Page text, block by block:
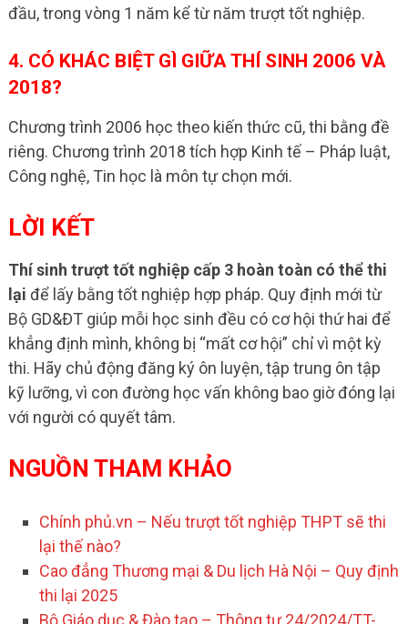
đầu, trong vòng 1 năm kể từ năm trượt tốt nghiệp.
4. CÓ KHÁC BIỆT GÌ GIỮA THÍ SINH 2006 VÀ
2018?
Chương trình 2006 học theo kiến thức cũ, thi bằng đề
riêng. Chương trình 2018 tích hợp Kinh tế – Pháp luật,
Công nghệ, Tin học là môn tự chọn mới.
LỜI KẾT
Thí sinh trượt tốt nghiệp cấp 3 hoàn toàn có thể thi
lại để lấy bằng tốt nghiệp hợp pháp. Quy định mới từ
Bộ GD&ĐT giúp mỗi học sinh đều có cơ hội thứ hai để
khẳng định mình, không bị “mất cơ hội” chỉ vì một kỳ
thi. Hãy chủ động đăng ký ôn luyện, tập trung ôn tập
kỹ lưỡng, vì con đường học vấn không bao giờ đóng lại
với người có quyết tâm.
NGUỒN THAM KHẢO
Chính phủ.vn – Nếu trượt tốt nghiệp THPT sẽ thi
lại thế nào?
Cao đẳng Thương mại & Du lịch Hà Nội – Quy định
thi lại 2025